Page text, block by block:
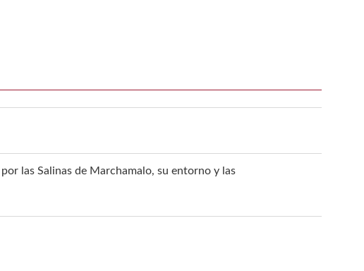
por las Salinas de Marchamalo, su entorno y las